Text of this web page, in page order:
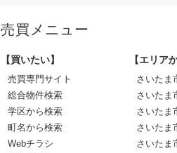
売買メニュー
【買いたい】
売買専門サイト
総合物件検索
学区から検索
町名から検索
Webチラシ
【エリア
さいたま
さいたま
さいたま
さいたま
さいたま